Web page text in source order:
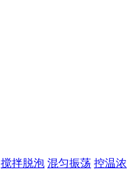
搅拌脱泡 混匀振荡 控温浓